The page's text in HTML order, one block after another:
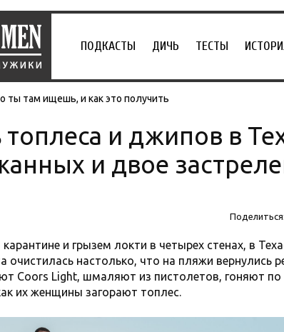
ПОДКАСТЫ ДИЧЬ ТЕСТЫ
ты там ищешь, и как это получить
и джипов в
и двое
Поделиться:
и грызем локти в четырех стенах, в
настолько, что на пляжи вернулись
Coors Light, шмаляют из пистолетов, гоняют по
их женщины загорают топлес.